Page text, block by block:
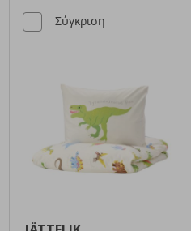
Σύγκριση